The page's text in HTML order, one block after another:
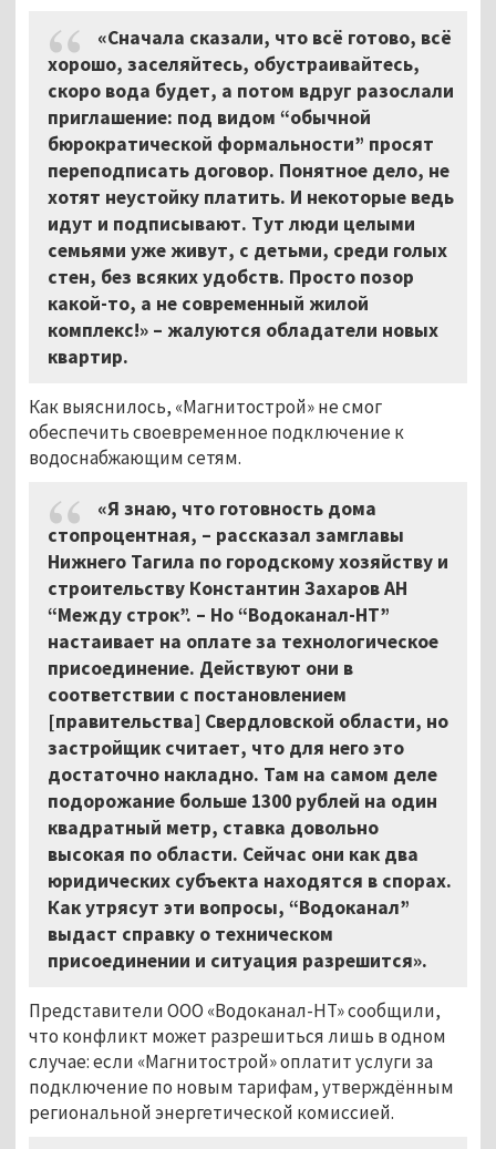
«Сначала сказали, что всё готово, всё
хорошо, заселяйтесь, обустраивайтесь,
скоро вода будет, а потом вдруг разослали
приглашение: под видом “обычной
бюрократической формальности” просят
переподписать договор. Понятное дело, не
хотят неустойку платить. И некоторые ведь
идут и подписывают. Тут люди целыми
семьями уже живут, с детьми, среди голых
стен, без всяких удобств. Просто позор
какой-то, а не современный жилой
комплекс!» – жалуются обладатели новых
квартир.
Как выяснилось, «Магнитострой» не смог
обеспечить своевременное подключение к
водоснабжающим сетям.
«Я знаю, что готовность дома
стопроцентная, – рассказал замглавы
Нижнего Тагила по городскому хозяйству и
строительству Константин Захаров АН
“Между строк”. – Но “Водоканал-НТ”
настаивает на оплате за технологическое
присоединение. Действуют они в
соответствии с постановлением
[правительства] Свердловской области, но
застройщик считает, что для него это
достаточно накладно. Там на самом деле
подорожание больше 1300 рублей на один
квадратный метр, ставка довольно
высокая по области. Сейчас они как два
юридических субъекта находятся в спорах.
Как утрясут эти вопросы, “Водоканал”
выдаст справку о техническом
присоединении и ситуация разрешится».
Представители ООО «Водоканал-НТ» сообщили,
что конфликт может разрешиться лишь в одном
случае: если «Магнитострой» оплатит услуги за
подключение по новым тарифам, утверждённым
региональной энергетической комиссией.